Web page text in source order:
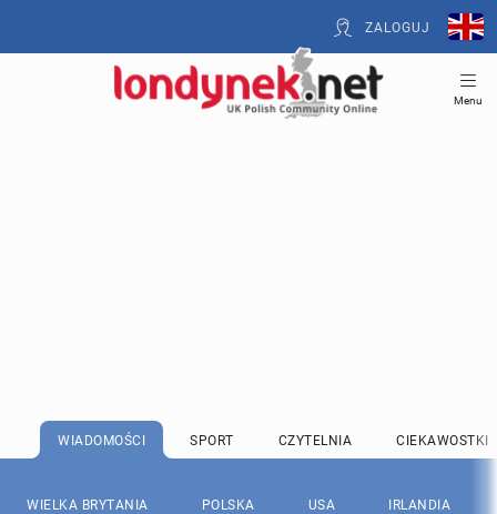
ZALOGUJ
Menu
WIADOMOŚCI SPORT CZYTELNIA CIEKAWOSTKI
WIELKA BRYTANIA POLSKA USA IRLANDIA